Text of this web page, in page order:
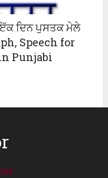
ਦਿਨ ਪੁਸਤਕ ਮੇਲੇ
Speech for
Punjabi